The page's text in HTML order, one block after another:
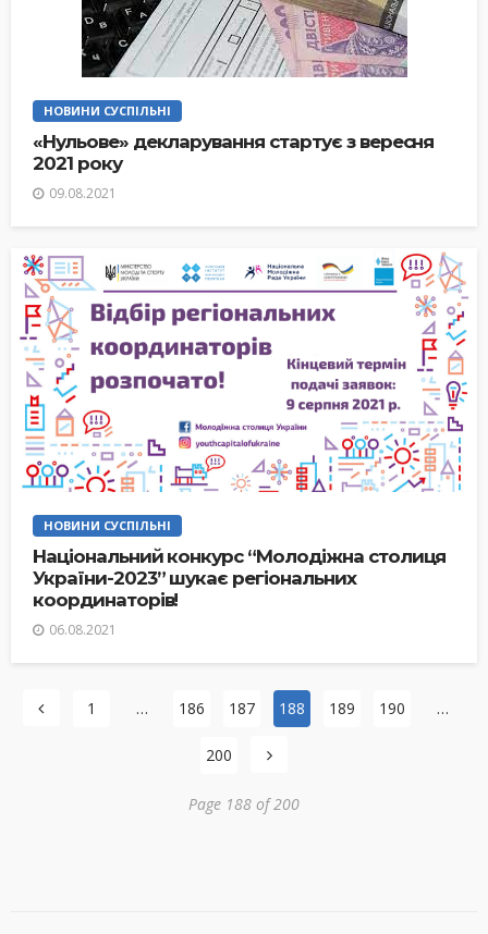
НОВИНИ СУСПІЛЬНІ
«Нульове» декларування стартує з вересня
2021 року
09.08.2021
НОВИНИ СУСПІЛЬНІ
Національний конкурс “Молодіжна столиця
України-2023” шукає регіональних
координаторів!
06.08.2021
1 … 186 187 188 189 190 …
200
Page 188 of 200